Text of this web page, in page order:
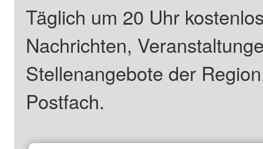
Täglich um 20 Uhr
Nachrichten,
Stellenangebote der
Postfach.